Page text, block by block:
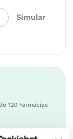
120 Farmácias